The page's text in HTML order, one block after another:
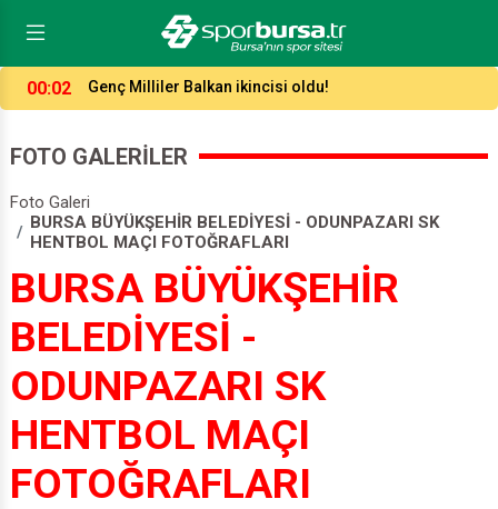
00:02 Genç Milliler Balkan ikincisi oldu!
FOTO GALERİLER
Foto Galeri
BURSA BÜYÜKŞEHİR BELEDİYESİ - ODUNPAZARI SK
HENTBOL MAÇI FOTOĞRAFLARI
BURSA BÜYÜKŞEHİR
BELEDİYESİ -
ODUNPAZARI SK
HENTBOL MAÇI
FOTOĞRAFLARI